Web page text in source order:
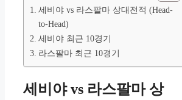
세비야 vs 라스팔마 상대전적 (Head-
to-Head)
세비야 최근 10경기
라스팔마 최근 10경기
세비야 vs 라스팔마 상